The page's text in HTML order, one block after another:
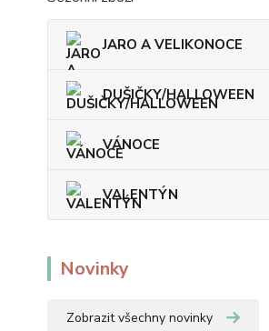
JARO A VELIKONOCE
DUŠIČKY/HALLOWEEN
VÁNOCE
VALENTÝN
Novinky
Zobrazit všechny novinky